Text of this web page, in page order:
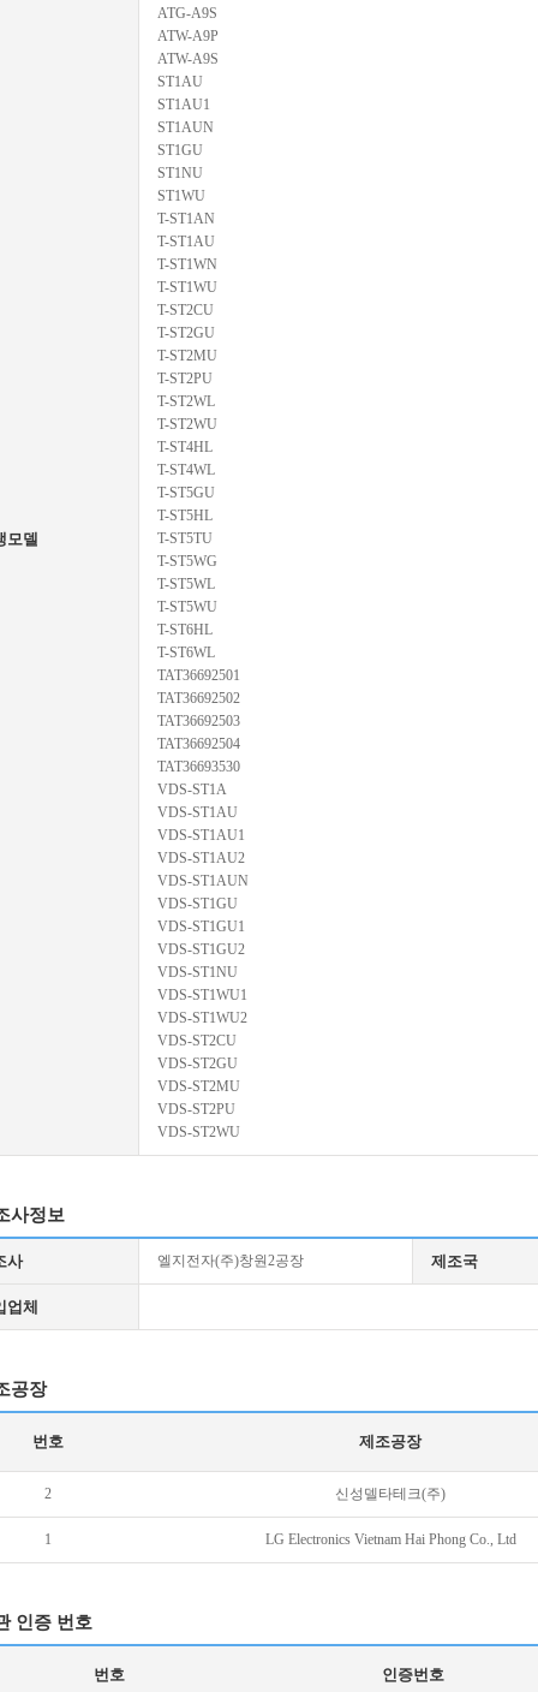
모델
ATG-A9S
ATW-A9P
ATW-A9S
ST1AU
ST1AU1
ST1AUN
ST1GU
ST1NU
ST1WU
T-ST1AN
T-ST1AU
T-ST1WN
T-ST1WU
T-ST2CU
T-ST2GU
T-ST2MU
T-ST2PU
T-ST2WL
T-ST2WU
T-ST4HL
T-ST4WL
T-ST5GU
T-ST5HL
T-ST5TU
T-ST5WG
T-ST5WL
T-ST5WU
T-ST6HL
T-ST6WL
TAT36692501
TAT36692502
TAT36692503
TAT36692504
TAT36693530
VDS-ST1A
VDS-ST1AU
VDS-ST1AU1
VDS-ST1AU2
VDS-ST1AUN
VDS-ST1GU
VDS-ST1GU1
VDS-ST1GU2
VDS-ST1NU
VDS-ST1WU1
VDS-ST1WU2
VDS-ST2CU
VDS-ST2GU
VDS-ST2MU
VDS-ST2PU
VDS-ST2WU
사정보
사 엘지전자(주)창원2공장 제조국
업체
공장
번호 제조공장
2 신성델타테크(주)
1 LG Electronics Vietnam Hai Phong Co., Ltd
인증 번호
번호 인증번호